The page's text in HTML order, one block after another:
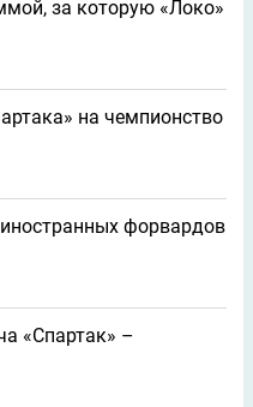
за которую «Локо»
на чемпионство
форвардов
«Спартак» –